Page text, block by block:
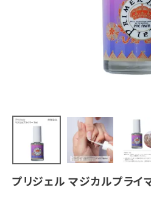
プリジェル マジカルプライ